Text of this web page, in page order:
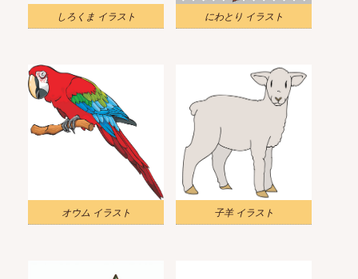
しろくま イラスト にわとり イラスト
オウム イラスト 子羊 イラスト